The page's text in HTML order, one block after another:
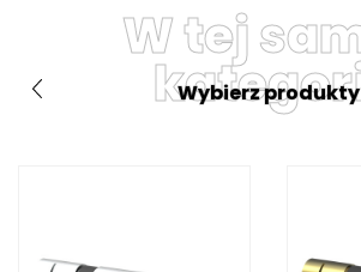
W tej
Wybierz produkty